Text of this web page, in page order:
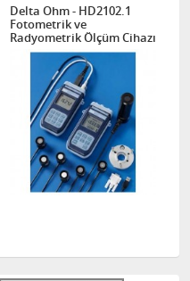
Delta Ohm - HD2102.1
Fotometrik ve
Radyometrik Ölçüm Cihazı